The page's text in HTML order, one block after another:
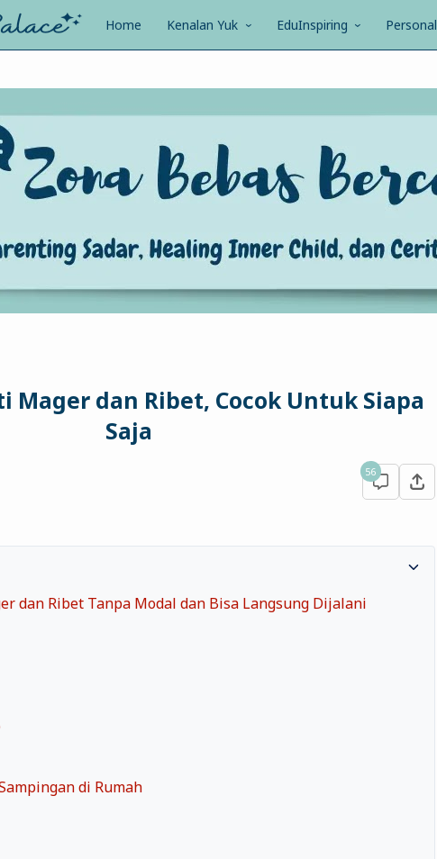
Home Kenalan Yuk EduInspiring Personal
Mager dan Ribet, Cocok Untuk Siapa
Saja
56
dan Ribet Tanpa Modal dan Bisa Langsung Dijalani
di Rumah